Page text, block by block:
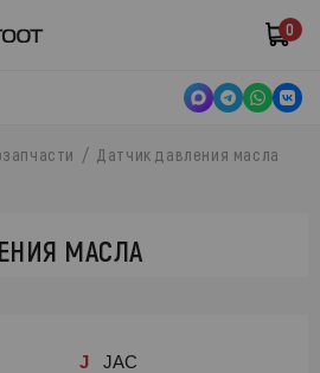
0
Датчик давления масла
МАСЛА
J
JAC